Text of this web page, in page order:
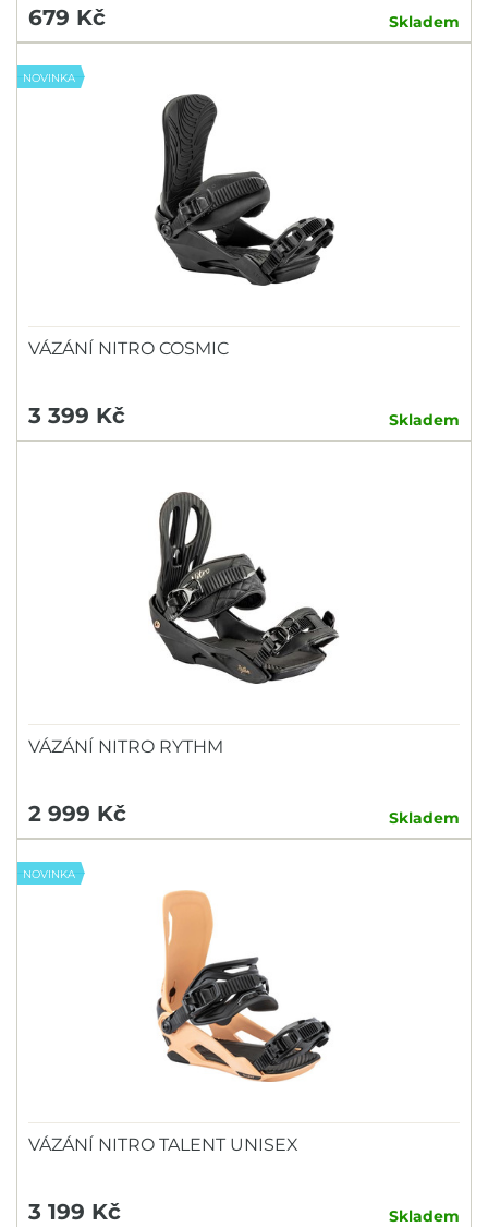
679 Kč Skladem
NOVINKA
VÁZÁNÍ NITRO COSMIC
3 399 Kč Skladem
VÁZÁNÍ NITRO RYTHM
2 999 Kč Skladem
NOVINKA
VÁZÁNÍ NITRO TALENT UNISEX
3 199 Kč Skladem